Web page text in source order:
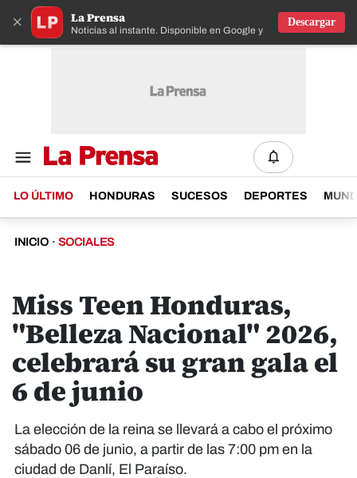
× La Prensa
Noticias al instante. Disponible en Google y IOS
Descargar
LO ÚLTIMO HONDURAS SUCESOS DEPORTES
INICIO · SOCIALES
Miss Teen Honduras,
"Belleza Nacional" 2026,
celebrará su gran gala el
6 de junio
La elección de la reina se llevará a cabo el próximo
sábado 06 de junio, a partir de las 7:00 pm en la
ciudad de Danlí, El Paraíso.